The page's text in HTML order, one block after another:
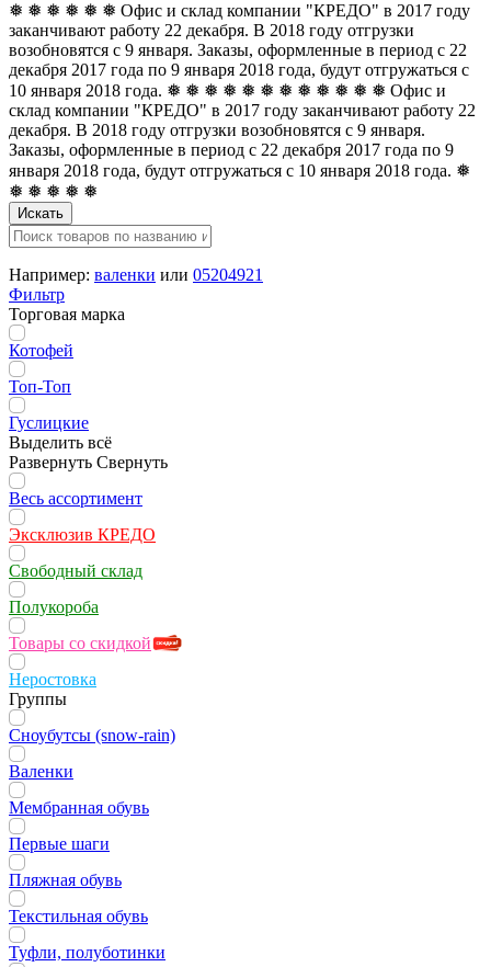
❅ ❅ ❅ ❅ ❅ ❅ Офис и склад компании "КРЕДО" в 2017 году
заканчивают работу 22 декабря. В 2018 году отгрузки
возобновятся с 9 января. Заказы, оформленные в период с 22
декабря 2017 года по 9 января 2018 года, будут отгружаться с
10 января 2018 года. ❅ ❅ ❅ ❅ ❅ ❅ ❅ ❅ ❅ ❅ ❅ ❅ Офис и
склад компании "КРЕДО" в 2017 году заканчивают работу 22
декабря. В 2018 году отгрузки возобновятся с 9 января.
Заказы, оформленные в период с 22 декабря 2017 года по 9
января 2018 года, будут отгружаться с 10 января 2018 года. ❅
❅ ❅ ❅ ❅ ❅
Искать
Например: валенки или 05204921
Фильтр
Торговая марка
Котофей
Топ-Топ
Гуслицкие
Выделить всё
Развернуть Свернуть
Весь ассортимент
Эксклюзив КРЕДО
Свободный склад
Полукороба
Товары со скидкой
Неростовка
Группы
Сноубутсы (snow-rain)
Валенки
Мембранная обувь
Первые шаги
Пляжная обувь
Текстильная обувь
Туфли, полуботинки